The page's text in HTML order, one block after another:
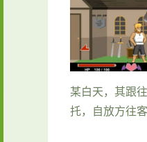
某白天，其跟
托，自放方往客